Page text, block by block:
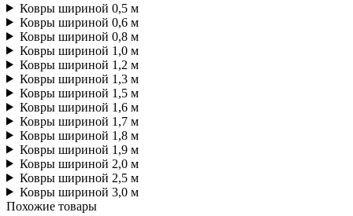
Ковры шириной 0,5 м
Ковры шириной 0,6 м
Ковры шириной 0,8 м
Ковры шириной 1,0 м
Ковры шириной 1,2 м
Ковры шириной 1,3 м
Ковры шириной 1,5 м
Ковры шириной 1,6 м
Ковры шириной 1,7 м
Ковры шириной 1,8 м
Ковры шириной 1,9 м
Ковры шириной 2,0 м
Ковры шириной 2,5 м
Ковры шириной 3,0 м
Похожие товары